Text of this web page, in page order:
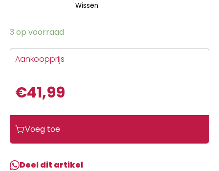
Wissen
3 op voorraad
Aankoopprijs
€41,99
Voeg toe
Deel dit artikel